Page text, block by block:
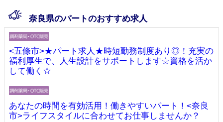
奈良県のパートのおすすめ求人
<五條市>★パート求人★時短勤務制度あり◎！充実の
福利厚生で、人生設計をサポートします☆資格を活か
して働く☆
あなたの時間を有効活用！働きやすいパート！<奈良
市>ライフスタイルに合わせてお仕事しませんか？